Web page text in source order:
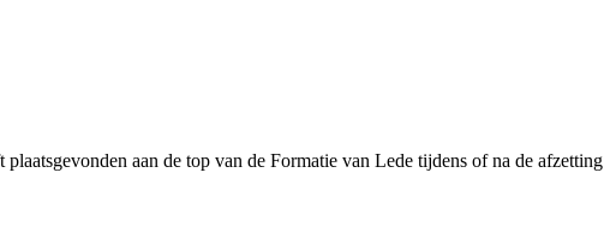
aan de top van de Formatie van Lede tijdens of na de afzetting